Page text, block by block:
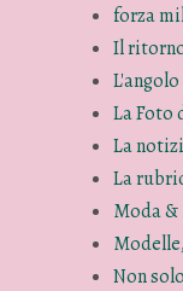
forza
Il
La Foto
La
La
Moda
Non